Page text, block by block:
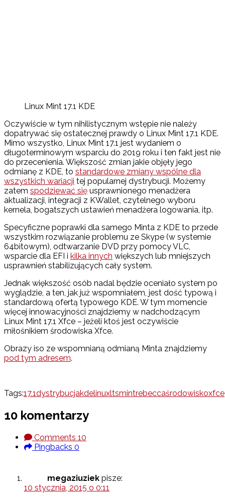
Linux Mint 17.1 KDE
Oczywiście w tym nihilistycznym wstępie nie należy
dopatrywać się ostatecznej prawdy o Linux Mint 17.1 KDE.
Mimo wszystko, Linux Mint 17.1 jest wydaniem o
długoterminowym wsparciu do 2019 roku i ten fakt jest nie
do przecenienia. Większość zmian jakie objęły jego
odmianę z KDE, to standardowe zmiany wspólne dla
wszystkich wariacji tej popularnej dystrybucji. Możemy
zatem spodziewać się usprawnionego menadżera
aktualizacji, integracji z KWallet, czytelnego wyboru
kernela, bogatszych ustawień menadżera logowania, itp.
Specyficzne poprawki dla samego Minta z KDE to przede
wszystkim rozwiązanie problemu ze Skype (w systemie
64bitowym), odtwarzanie DVD przy pomocy VLC,
wsparcie dla EFI i kilka innych większych lub mniejszych
usprawnień stabilizujących cały system.
Jednak większość osób nadal będzie oceniało system po
wyglądzie, a ten, jak już wspomniałem, jest dość typową i
standardową ofertą typowego KDE. W tym momencie
więcej innowacyjności znajdziemy w nadchodzącym
Linux Mint 17.1 Xfce – jeżeli ktoś jest oczywiście
miłośnikiem środowiska Xfce.
Obrazy iso ze wspomnianą odmianą Minta znajdziemy
pod tym adresem.
Tags:17.1dystrybucjakdelinuxltsmintrebeccaśrodowiskoxfce
10 komentarzy
Comments 10
Pingbacks 0
megaziuziek pisze:
10 stycznia, 2015 o 0:11